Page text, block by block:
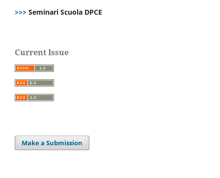
>>> Seminari Scuola DPCE
Current Issue
Make a Submission